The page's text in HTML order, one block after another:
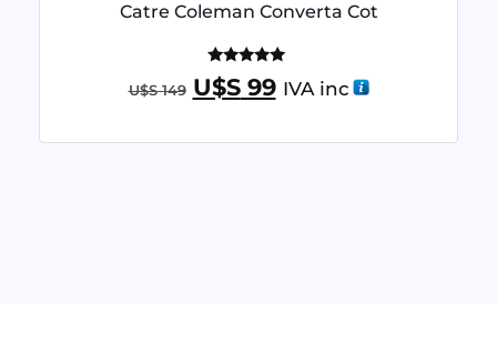
Catre Coleman Converta Cot
Valorado
con
5.00
U$S149 U$S99 IVA inc